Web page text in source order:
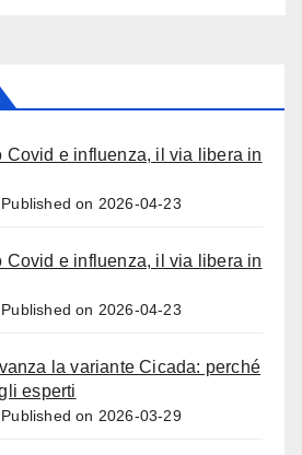
Covid e influenza, il via libera in
Published on 2026-04-23
Covid e influenza, il via libera in
Published on 2026-04-23
la variante Cicada: perché
esperti
Published on 2026-03-29